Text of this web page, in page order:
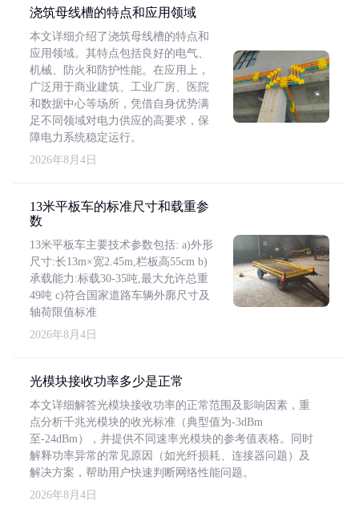
浇筑母线槽的特点和应用领域
本文详细介绍了浇筑母线槽的特点和
应用领域。其特点包括良好的电气、
机械、防火和防护性能。在应用上，
广泛用于商业建筑、工业厂房、医院
和数据中心等场所，凭借自身优势满
足不同领域对电力供应的高要求，保
障电力系统稳定运行。
2026年8月4日
13米平板车的标准尺寸和载重参
数
13米平板车主要技术参数包括: a)外形
尺寸:长13m×宽2.45m,栏板高55cm b)
承载能力:标载30-35吨,最大允许总重
49吨 c)符合国家道路车辆外廓尺寸及
轴荷限值标准
2026年8月4日
光模块接收功率多少是正常
本文详细解答光模块接收功率的正常范围及影响因素，重
点分析千兆光模块的收光标准（典型值为-3dBm
至-24dBm），并提供不同速率光模块的参考值表格。同时
解释功率异常的常见原因（如光纤损耗、连接器问题）及
解决方案，帮助用户快速判断网络性能问题。
2026年8月4日